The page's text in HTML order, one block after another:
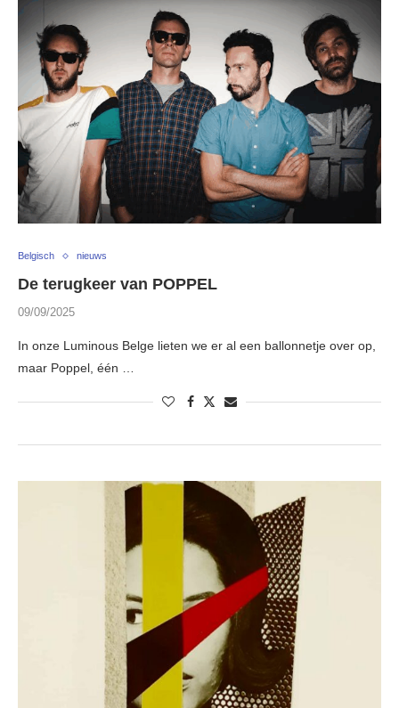
Belgisch nieuws
De terugkeer van POPPEL
09/09/2025
In onze Luminous Belge lieten we er al een ballonnetje over op,
maar Poppel, één …